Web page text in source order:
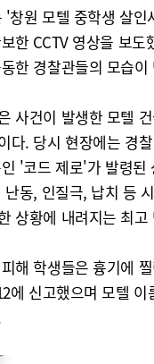
'창원 모텔 중학생 살인
한 CCTV 영상을 보도
한 경찰관들의 모습이
사건이 발생한 모텔
다. 당시 현장에는 경
'코드 제로'가 발령된
동, 인질극, 납치 등
상황에 내려지는 최
해 학생들은 흉기에
에 신고했으며 모텔 이